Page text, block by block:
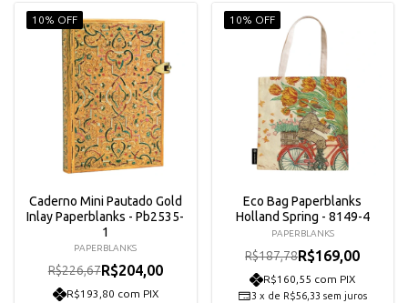
10% OFF
Caderno Mini Pautado Gold
Inlay Paperblanks - Pb2535-
1
PAPERBLANKS
R$226,67R$204,00
R$193,80 com PIX
10% OFF
Eco Bag Paperblanks
Holland Spring - 8149-4
PAPERBLANKS
R$187,78R$169,00
R$160,55 com PIX
3 x de R$56,33 sem juros